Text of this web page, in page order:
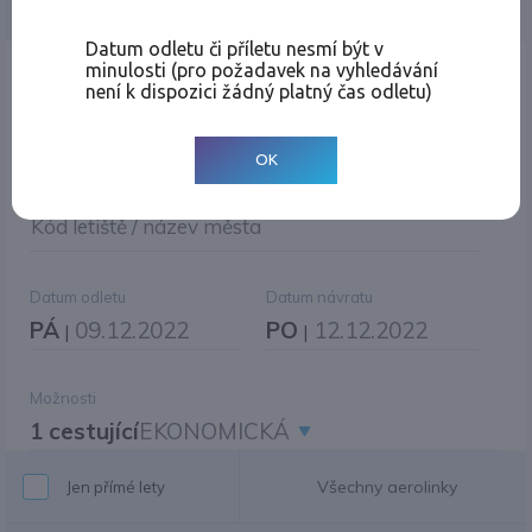
Místo odletu
Kód letiště / název města
Datum odletu
PÁ | 09.12.2022
Datum návratu
PO | 12.12.2022
Možnosti
1 cestujícíEKONOMICKÁ
Jen přímé lety Všechny aerolinky
Datum odletu či příletu nesmí být v
minulosti (pro požadavek na vyhledávání
není k dispozici žádný platný čas odletu)
OK